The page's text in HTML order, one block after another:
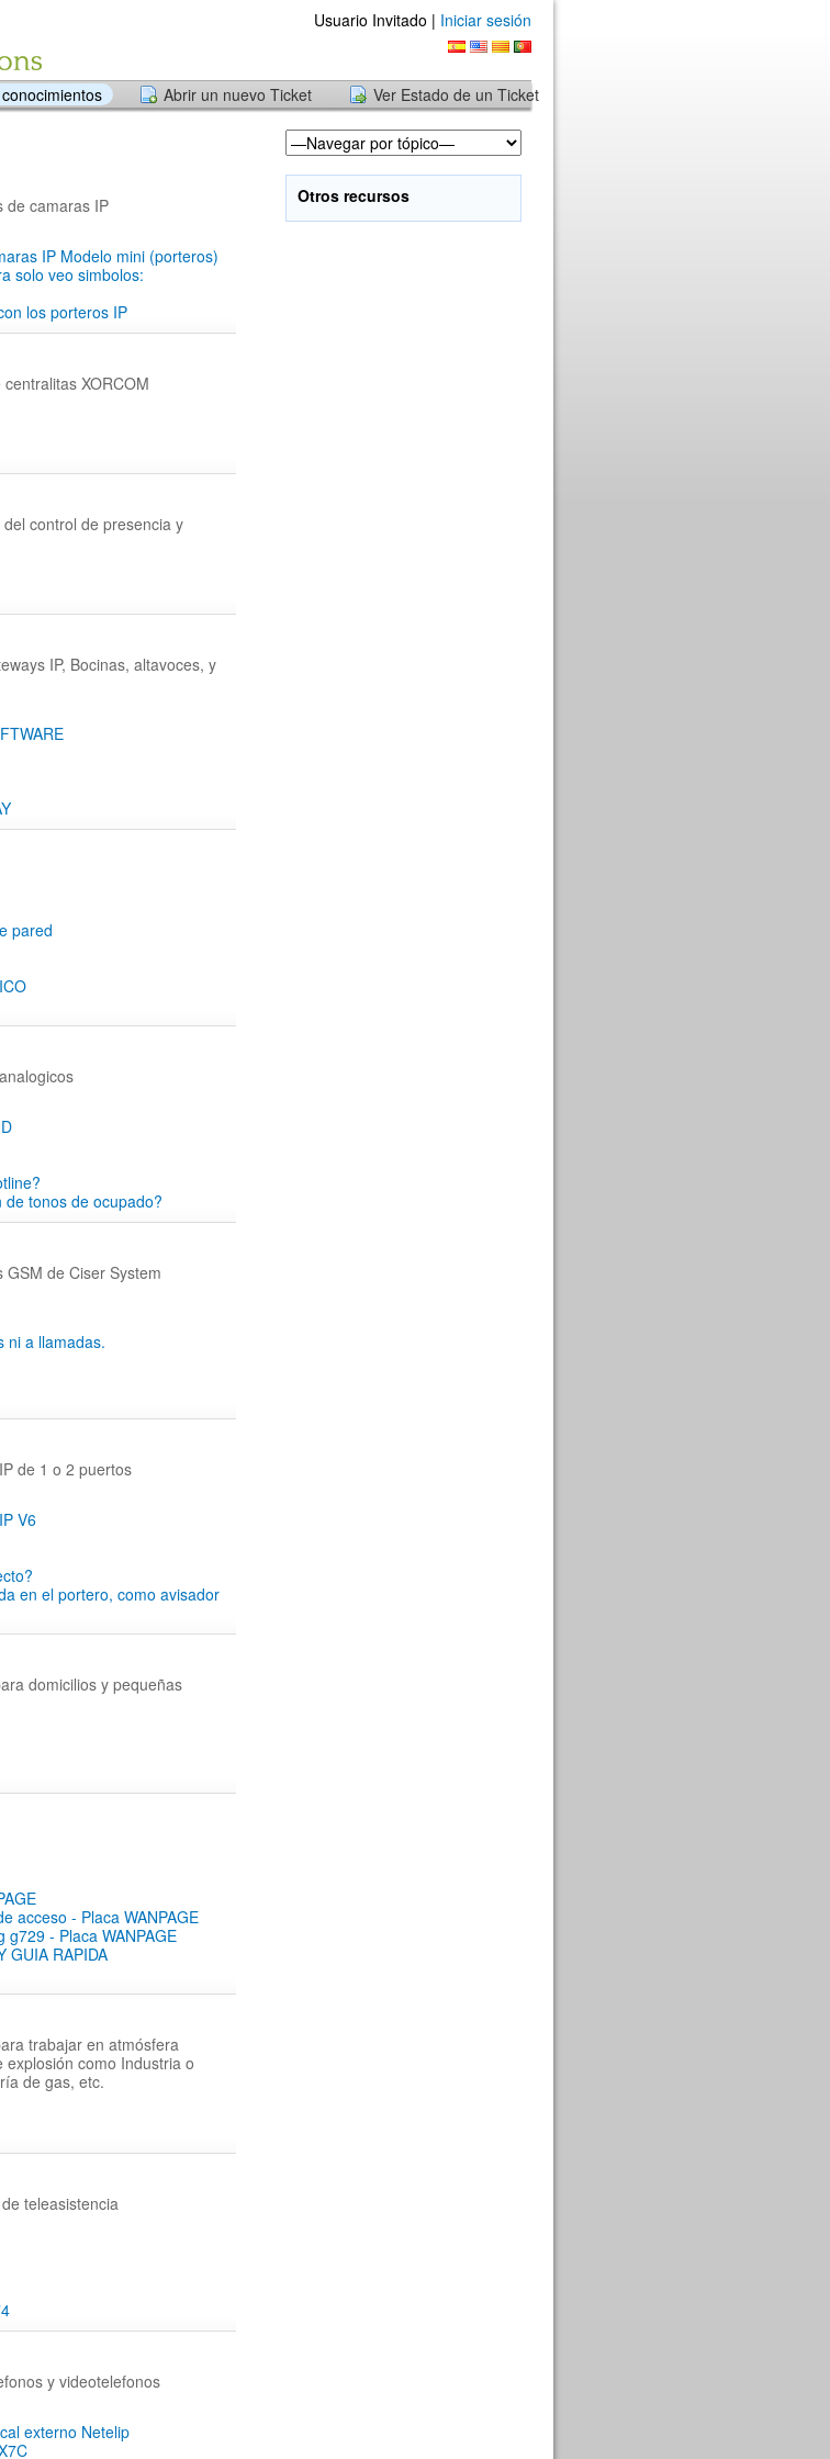
Usuario Invitado | Iniciar sesión
Abrir un nuevo Ticket
Ver Estado de un Ticket
de camaras IP
IP Modelo mini (porteros)
solo veo simbolos:
los porteros IP
XORCOM
control de presencia y
IP, Bocinas, altavoces, y
pared
tonos de ocupado?
de Ciser System
ni a llamadas.
de 1 o 2 puertos
V6
en el portero, como avisador
domicilios y pequeñas
acceso - Placa WANPAGE
- Placa WANPAGE
GUIA RAPIDA
trabajar en atmósfera
como Industria o
de gas, etc.
teleasistencia
y videotelefonos
externo Netelip
Otros recursos